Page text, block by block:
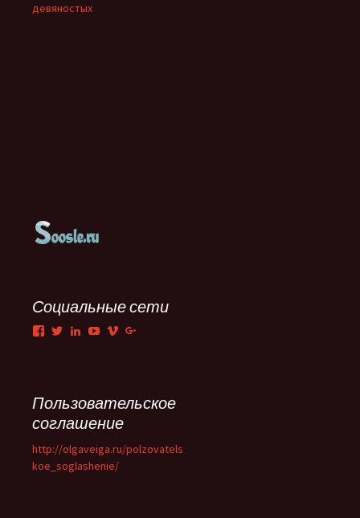
девяностых
Социальные сети
Facebook
TwitterLinkedIn
YouTube
Vimeo
Пользовательское
соглашение
http://olgaveiga.ru/polzovatels
koe_soglashenie/